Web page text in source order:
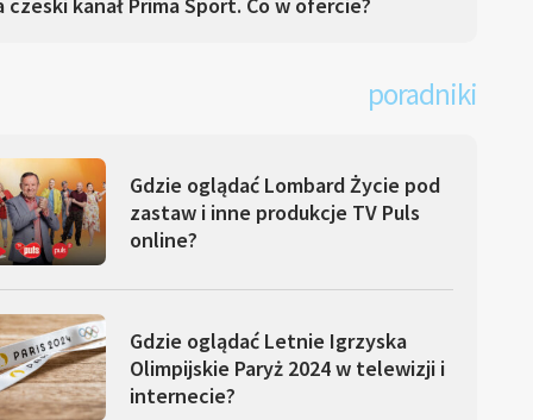
poradniki
Gdzie oglądać Lombard Życie pod
zastaw i inne produkcje TV Puls
online?
Gdzie oglądać Letnie Igrzyska
Olimpijskie Paryż 2024 w telewizji i
internecie?